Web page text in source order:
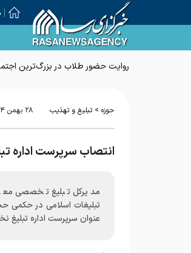
روایت حضور طلاب در بزرگ‌ترین
حوزه > تبلیغ و تهذیب ۲۸ بهمن ۱۴۰۴ - ۱۳:۲۱
انتصاب سرپرست اداره
مدیرکل تبلیغ تخصصی
تبلیغات اسلامی در حکمی
عنوان سرپرست اداره تبلیغ